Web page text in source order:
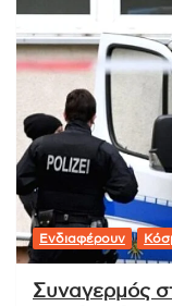
Ενδιαφέρουν
Συναγερμός